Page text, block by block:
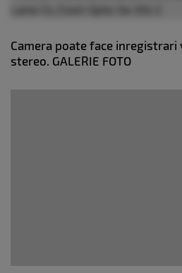
Camera poate face inregistrari
stereo. GALERIE FOTO